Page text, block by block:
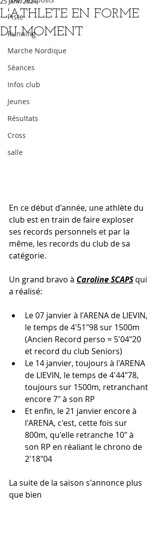
Piste
Running
Marche Nordique
Séances
Infos club
Jeunes
Résultats
Cross
salle
L'ATHLETE EN FORME
DU MOMENT
En ce début d'année, une athlète du
club est en train de faire exploser
ses records personnels et par la
même, les records du club de sa
catégorie.
Un grand bravo à Caroline SCAPS qui
a réalisé:
Le 07 janvier à l'ARENA de LIEVIN,
le temps de 4'51"98 sur 1500m
(Ancien Record perso = 5'04"20
et record du club Seniors)
Le 14 janvier, toujours à l'ARENA
de LIEVIN, le temps de 4'44"78,
toujours sur 1500m, retranchant
encore 7" à son RP
Et enfin, le 21 janvier encore à
l'ARENA, c'est, cette fois sur
800m, qu'elle retranche 10" à
son RP en réaliant le chrono de
2'18"04
La suite de la saison s'annonce plus
que bien